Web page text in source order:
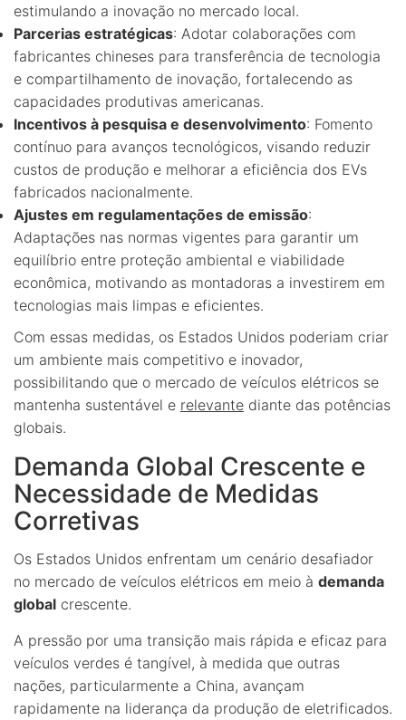
estimulando a inovação no mercado local.
Parcerias estratégicas: Adotar colaborações com
fabricantes chineses para transferência de tecnologia
e compartilhamento de inovação, fortalecendo as
capacidades produtivas americanas.
Incentivos à pesquisa e desenvolvimento: Fomento
contínuo para avanços tecnológicos, visando reduzir
custos de produção e melhorar a eficiência dos EVs
fabricados nacionalmente.
Ajustes em regulamentações de emissão:
Adaptações nas normas vigentes para garantir um
equilíbrio entre proteção ambiental e viabilidade
econômica, motivando as montadoras a investirem em
tecnologias mais limpas e eficientes.
Com essas medidas, os Estados Unidos poderiam criar
um ambiente mais competitivo e inovador,
possibilitando que o mercado de veículos elétricos se
mantenha sustentável e relevante diante das potências
globais.
Demanda Global Crescente e
Necessidade de Medidas
Corretivas
Os Estados Unidos enfrentam um cenário desafiador
no mercado de veículos elétricos em meio à demanda
global crescente.
A pressão por uma transição mais rápida e eficaz para
veículos verdes é tangível, à medida que outras
nações, particularmente a China, avançam
rapidamente na liderança da produção de eletrificados.